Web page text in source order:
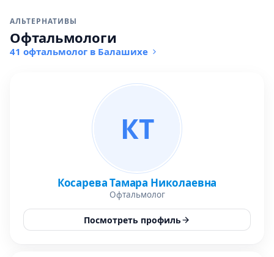
АЛЬТЕРНАТИВЫ
Офтальмологи
41 офтальмолог в Балашихе
КТ
Косарева Тамара Николаевна
Офтальмолог
Посмотреть профиль